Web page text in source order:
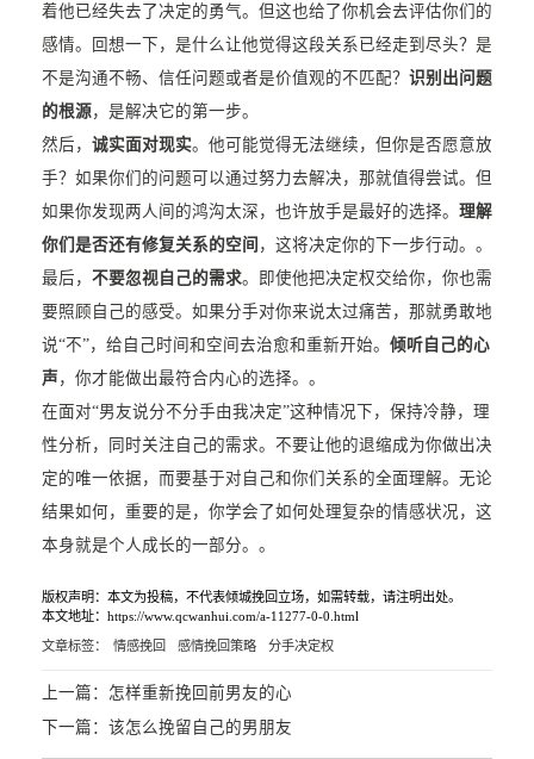
着他已经失去了决定的勇气。但这也给了你机会去评估你们的
感情。回想一下，是什么让他觉得这段关系已经走到尽头？是
不是沟通不畅、信任问题或者是价值观的不匹配？ 识别出问题
的根源，是解决它的第一步。
然后， 诚实面对现实。他可能觉得无法继续，但你是否愿意放
手？如果你们的问题可以通过努力去解决，那就值得尝试。但
如果你发现两人间的鸿沟太深，也许放手是最好的选择。 理解
你们是否还有修复关系的空间 ，这将决定你的下一步行动。。
最后， 不要忽视自己的需求。即使他把决定权交给你，你也需
要照顾自己的感受。如果分手对你来说太过痛苦，那就勇敢地
说“不”，给自己时间和空间去治愈和重新开始。 倾听自己的心
声 ，你才能做出最符合内心的选择。。
在面对“男友说分不分手由我决定”这种情况下，保持冷静，理
性分析，同时关注自己的需求。不要让他的退缩成为你做出决
定的唯一依据，而要基于对自己和你们关系的全面理解。无论
结果如何，重要的是，你学会了如何处理复杂的情感状况，这
本身就是个人成长的一部分。。
版权声明：本文为投稿，不代表倾城挽回立场，如需转载，请注明出处。
本文地址：https://www.qcwanhui.com/a-11277-0-0.html
文章标签： 情感挽回 感情挽回策略 分手决定权
上一篇： 怎样重新挽回前男友的心
下一篇： 该怎么挽留自己的男朋友